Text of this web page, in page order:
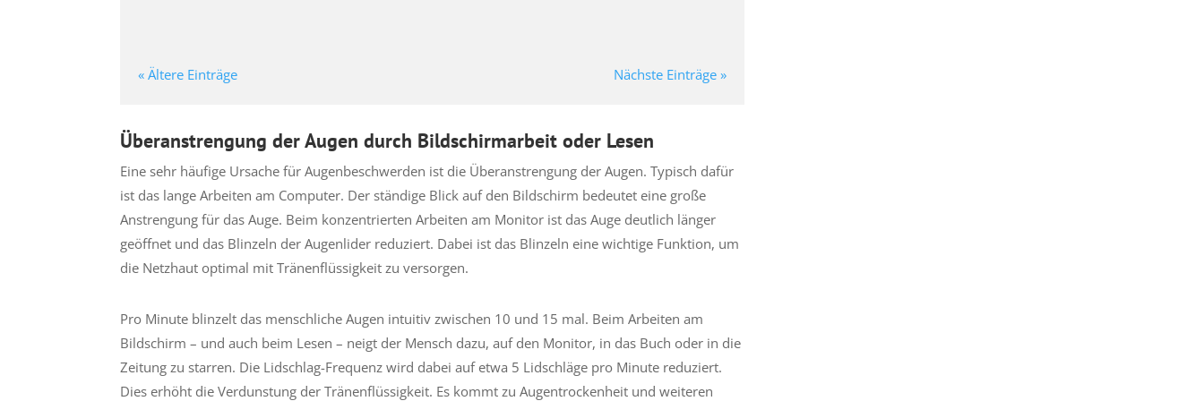
« Ältere Einträge Nächste Einträge »
Überanstrengung der Augen durch Bildschirmarbeit oder Lesen
Eine sehr häufige Ursache für Augenbeschwerden ist die Überanstrengung der Augen. Typisch dafür
ist das lange Arbeiten am Computer. Der ständige Blick auf den Bildschirm bedeutet eine große
Anstrengung für das Auge. Beim konzentrierten Arbeiten am Monitor ist das Auge deutlich länger
geöffnet und das Blinzeln der Augenlider reduziert. Dabei ist das Blinzeln eine wichtige Funktion, um
die Netzhaut optimal mit Tränenflüssigkeit zu versorgen.
Pro Minute blinzelt das menschliche Augen intuitiv zwischen 10 und 15 mal. Beim Arbeiten am
Bildschirm – und auch beim Lesen – neigt der Mensch dazu, auf den Monitor, in das Buch oder in die
Zeitung zu starren. Die Lidschlag-Frequenz wird dabei auf etwa 5 Lidschläge pro Minute reduziert.
Dies erhöht die Verdunstung der Tränenflüssigkeit. Es kommt zu Augentrockenheit und weiteren